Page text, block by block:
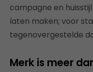
campagne en
laten maken; voor
tegenovergestelde
Merk is meer